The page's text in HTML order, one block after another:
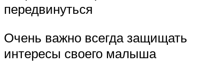
передвинуться
Очень важно всегда защищать
интересы своего малыша